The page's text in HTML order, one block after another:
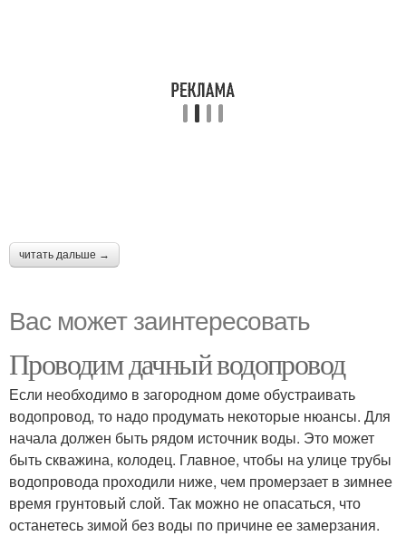
читать дальше →
Вас может заинтересовать
Проводим дачный водопровод
Если необходимо в загородном доме обустраивать
водопровод, то надо продумать некоторые нюансы. Для
начала должен быть рядом источник воды. Это может
быть скважина, колодец. Главное, чтобы на улице трубы
водопровода проходили ниже, чем промерзает в зимнее
время грунтовый слой. Так можно не опасаться, что
останетесь зимой без воды по причине ее замерзания.